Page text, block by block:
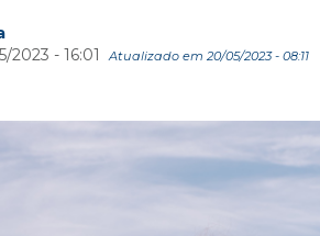
2023 - 16:01
Atualizado em 20/05/2023 - 08:11